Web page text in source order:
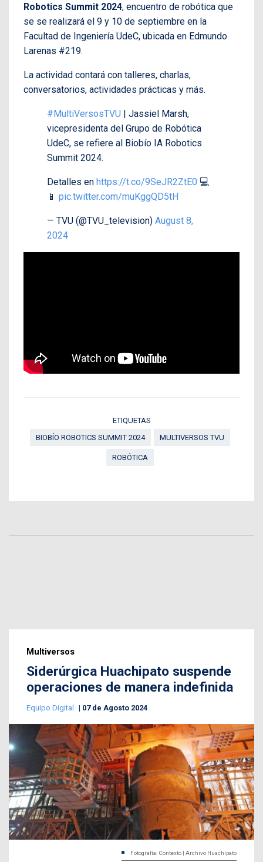
Robotics Summit 2024, encuentro de robótica que
se se realizará el 9 y 10 de septiembre en la
Facultad de Ingeniería UdeC, ubicada en Edmundo
Larenas #219.
La actividad contará con talleres, charlas,
conversatorios, actividades prácticas y más.
#MultiVersosTVU | Jassiel Marsh,
vicepresidenta del Grupo de Robótica
UdeC, se refiere al Biobío IA Robotics
Summit 2024.
Detalles en https://t.co/9SeJR2ZtE0 💻
📱 pic.twitter.com/muKggQD5tH
— TVU (@TVU_television) August 8,
2024
ETIQUETAS
BIOBÍO ROBOTICS SUMMIT 2024
MULTIVERSOS TVU
ROBÓTICA
Multiversos
Siderúrgica Huachipato suspende
operaciones de manera indefinida
Equipo Digital 07 de Agosto 2024
Fotografía: Contexto | Archivo Huachipato